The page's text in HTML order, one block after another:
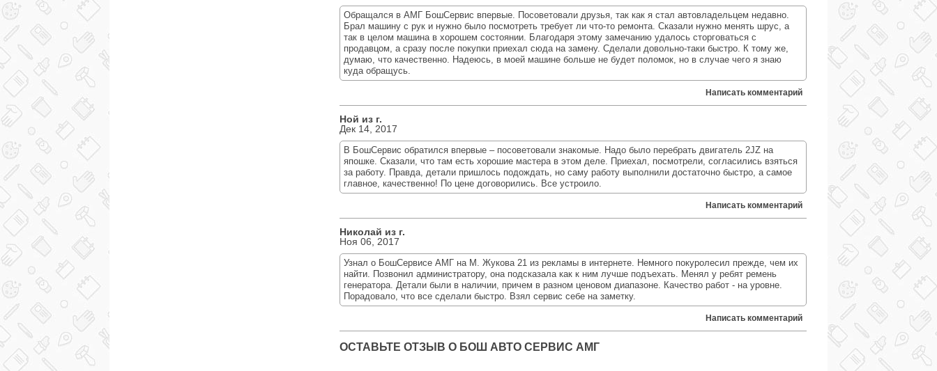
Обращался в АМГ БошСервис впервые. Посоветовали друзья, так как я стал автовладельцем недавно.
Брал машину с рук и нужно было посмотреть требует ли что-то ремонта. Сказали нужно менять шрус, а
так в целом машина в хорошем состоянии. Благодаря этому замечанию удалось сторговаться с
продавцом, а сразу после покупки приехал сюда на замену. Сделали довольно-таки быстро. К тому же,
думаю, что качественно. Надеюсь, в моей машине больше не будет поломок, но в случае чего я знаю
куда обращусь.
Написать комментарий
Ной из г.
Дек 14, 2017
В БошСервис обратился впервые – посоветовали знакомые. Надо было перебрать двигатель 2JZ на
япошке. Сказали, что там есть хорошие мастера в этом деле. Приехал, посмотрели, согласились взяться
за работу. Правда, детали пришлось подождать, но саму работу выполнили достаточно быстро, а самое
главное, качественно! По цене договорились. Все устроило.
Написать комментарий
Николай из г.
Ноя 06, 2017
Узнал о БошСервисе АМГ на М. Жукова 21 из рекламы в интернете. Немного покуролесил прежде, чем их
найти. Позвонил администратору, она подсказала как к ним лучше подъехать. Менял у ребят ремень
генератора. Детали были в наличии, причем в разном ценовом диапазоне. Качество работ - на уровне.
Порадовало, что все сделали быстро. Взял сервис себе на заметку.
Написать комментарий
ОСТАВЬТЕ ОТЗЫВ О БОШ АВТО СЕРВИС АМГ